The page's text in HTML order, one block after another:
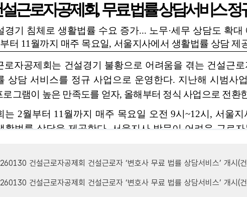
260130 건설근로자공제회 건설근로자 ‘변호사 무료 법률 상담서비스’ 개시(건설근로자공제회).hwpx
260130 건설근로자공제회 건설근로자 ‘변호사 무료 법률 상담서비스’ 개시(건설근로자공제회).pdf